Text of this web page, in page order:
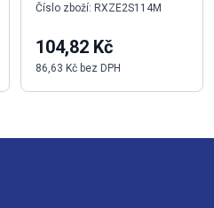
Číslo zboží: RXZE2S114M
104,82 Kč
86,63 Kč bez DPH